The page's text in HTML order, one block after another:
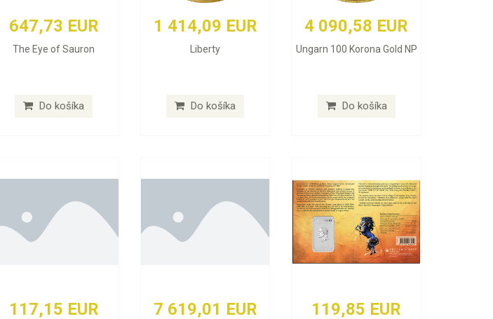
647,73 EUR
The Eye of Sauron
Do košíka
1 414,09 EUR
Liberty
Do košíka
4 090,58 EUR
Ungarn 100 Korona Gold NP
Do košíka
117,15 EUR 7 619,01 EUR 119,85 EUR